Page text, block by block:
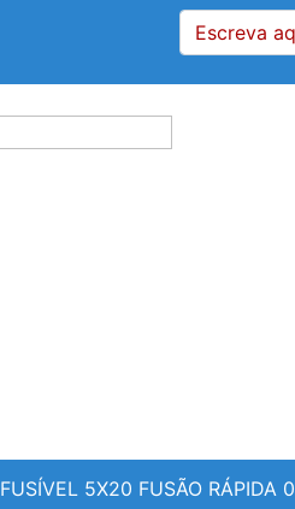
FUSÍVEL 5X20 FUSÃO RÁPIDA